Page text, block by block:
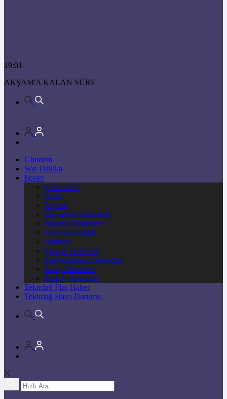
19:01
AKŞAM'A KALAN SÜRE
Gündem
Son Dakika
İlçeler
Çerkezköy
Çorlu
Ergene
Hayrabolu Haberleri
Kapaklı Haberleri
Marmaraereğlisi
Malkara
Muratlı Haberleri
Süleymanpaşa Haberleri
Saray Haberleri
Şarköy Haberleri
Tekirdağ Flaş Haber
Tekirdağ Hava Durumu